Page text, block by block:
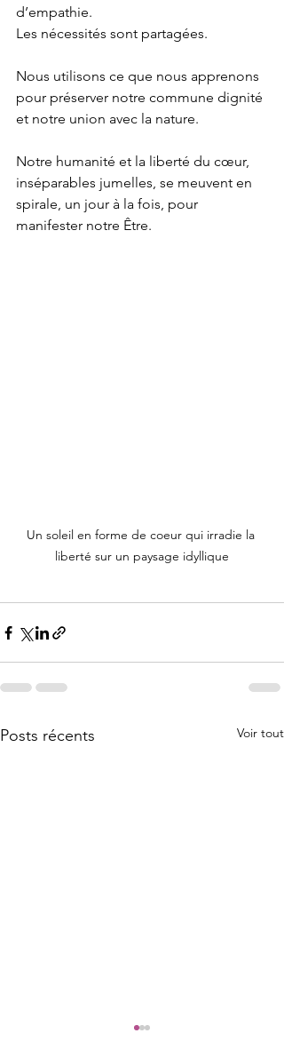
d’empathie.
Les nécessités sont partagées.
Nous utilisons ce que nous apprenons
pour préserver notre commune dignité
et notre union avec la nature.
Notre humanité et la liberté du cœur,
inséparables jumelles, se meuvent en
spirale, un jour à la fois, pour
manifester notre Être.
Un soleil en forme de coeur qui irradie la
liberté sur un paysage idyllique
Posts récents Voir tout